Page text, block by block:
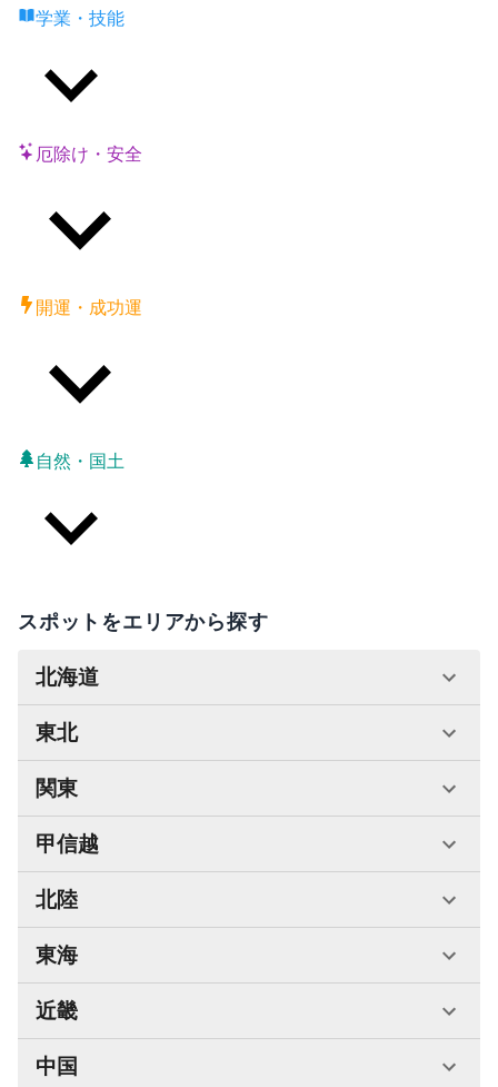
学業・技能
厄除け・安全
開運・成功運
自然・国土
スポットをエリアから探す
北海道
東北
関東
甲信越
北陸
東海
近畿
中国